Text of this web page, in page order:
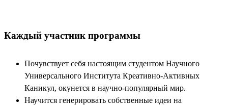
Каждый участник программы
Почувствует себя настоящим студентом Научного
Универсального Института Креативно-Активных
Каникул, окунется в научно-популярный мир.
Научится генерировать собственные идеи на